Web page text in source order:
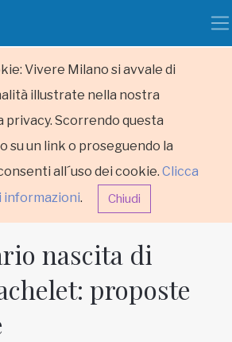
Vivere Milano si avvale di
illustrate nella nostra
privacy. Scorrendo questa
su un link o proseguendo la
all´uso dei cookie. Clicca
informazioni. Chiudi
nascita di
proposte